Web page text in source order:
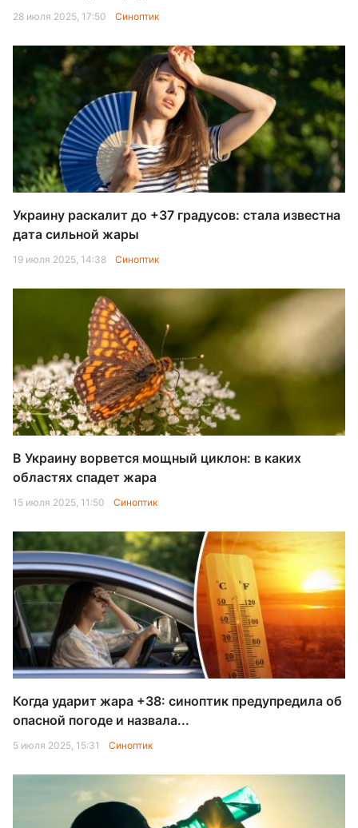
28 июля 2025, 17:50 Синоптик
Украину раскалит до +37 градусов: стала известна
дата сильной жары
19 июля 2025, 14:38 Синоптик
В Украину ворвется мощный циклон: в каких
областях спадет жара
15 июля 2025, 11:50 Синоптик
Когда ударит жара +38: синоптик предупредила об
опасной погоде и назвала...
5 июля 2025, 15:31 Синоптик